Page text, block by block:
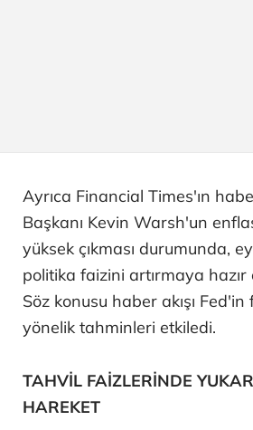
Ayrıca Financial Times'ın
Başkanı Kevin Warsh'un
yüksek çıkması durumunda,
politika faizini artırmaya
Söz konusu haber akışı
yönelik tahminleri etkiledi.
TAHVİL FAİZLERİNDE
HAREKET